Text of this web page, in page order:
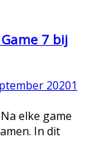
7 bij
20201
elke game
In dit